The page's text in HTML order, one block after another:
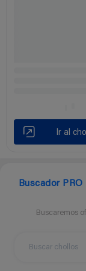
Ir al
Buscador
Buscaremos